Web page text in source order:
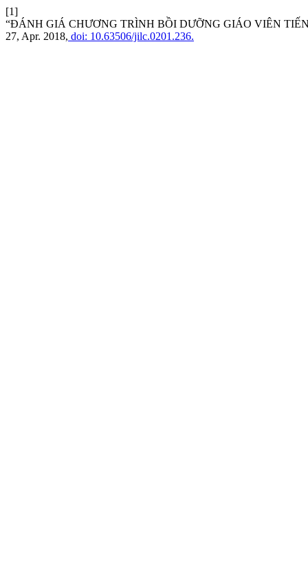
[1]
“ĐÁNH GIÁ CHƯƠNG TRÌNH BỒI DƯỠNG GIÁO VIÊN
27, Apr. 2018, doi: 10.63506/jilc.0201.236.